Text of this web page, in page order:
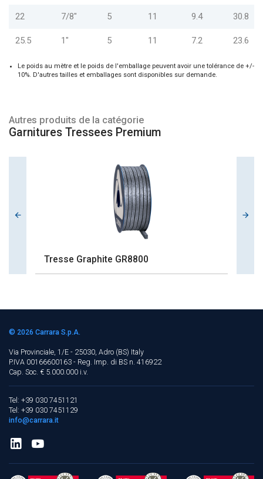
22 7/8" 5 11 9.4 30.8
25.5 1" 5 11 7.2 23.6
Le poids au mètre et le poids de l'emballage peuvent avoir une tolérance de +/-
10%. D'autres tailles et emballages sont disponibles sur demande.
Autres produits de la catégorie
Garnitures Tressees Premium
Tresse Graphite GR8800
© 2026 Carrara S.p.A.
Via Provinciale, 1/E - 25030, Adro (BS) Italy
P.IVA 00166600163 - Reg. Imp. di BS n. 416922
Cap. Soc. € 5.000.000 i.v.
Tel: +39 030 7451121
Tel: +39 030 7451129
info@carrara.it